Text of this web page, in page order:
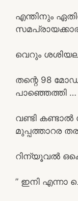
എന്തിനും
വെറും
തന്റെ 98
പാഞ്ഞെത്തി …
വണ്ടി കണ്ടാൽ
മുപ്പത്താറര
റിന്യൂവൽ
” ഇനി എന്നാ